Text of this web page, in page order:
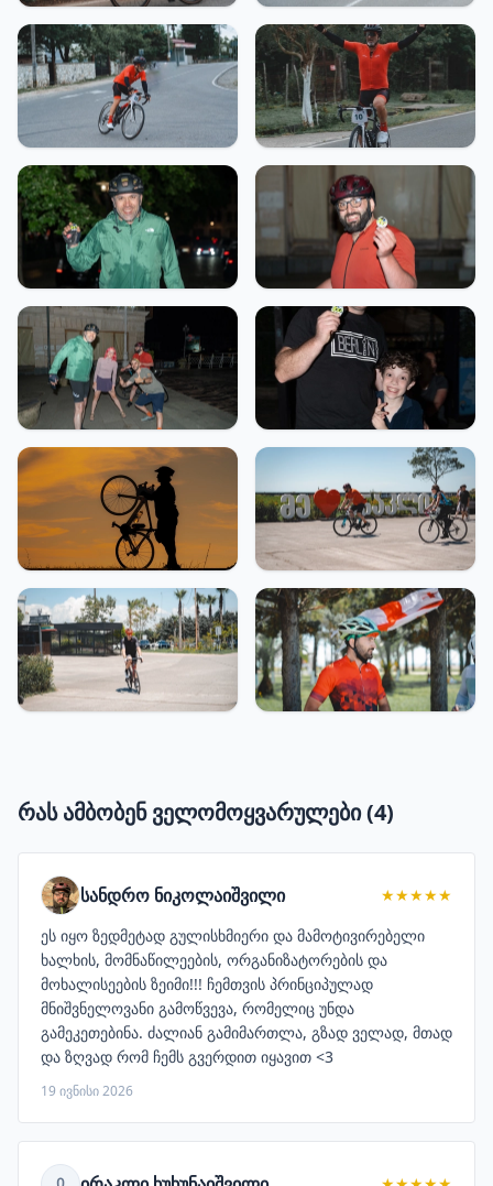
რას ამბობენ ველომოყვარულები (4)
სანდრო ნიკოლაიშვილი
★★★★★
ეს იყო ზედმეტად გულისხმიერი და მამოტივირებელი
ხალხის, მომნაწილეების, ორგანიზატორების და
მოხალისეების ზეიმი!!! ჩემთვის პრინციპულად
მნიშვნელოვანი გამოწვევა, რომელიც უნდა
გამეკეთებინა. ძალიან გამიმართლა, გზად ველად, მთად
და ზღვად რომ ჩემს გვერდით იყავით <3
19 ივნისი 2026